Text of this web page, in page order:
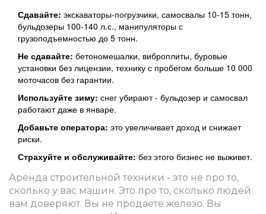
Сдавайте: экскаваторы-погрузчики, самосвалы 10-15 тонн,
бульдозеры 100-140 л.с., манипуляторы с
грузоподъемностью до 5 тонн.
Не сдавайте: бетономешалки, виброплиты, буровые
установки без лицензии, технику с пробегом больше 10 000
моточасов без гарантии.
Используйте зиму: снег убирают - бульдозер и самосвал
работают даже в январе.
Добавьте оператора: это увеличивает доход и снижает
риски.
Страхуйте и обслуживайте: без этого бизнес не выживет.
Аренда строительной техники - это не про то,
сколько у вас машин. Это про то, сколько людей
вам доверяют. Вы не продаете железо. Вы